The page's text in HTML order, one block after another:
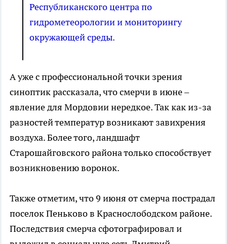
Республиканского центра по
гидрометеорологии и мониторингу
окружающей среды.
А уже с профессиональной точки зрения
синоптик рассказала, что смерчи в июне –
явление для Мордовии нередкое. Так как из-за
разностей температур возникают завихрения
воздуха. Более того, ландшафт
Старошайговского района только способствует
возникновению воронок.
Также отметим, что 9 июня от смерча пострадал
поселок Пеньково в Краснослободском районе.
Последствия смерча сфотографировал и